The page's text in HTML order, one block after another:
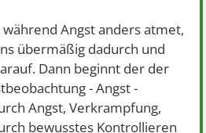
Angst anders atmet,
übermäßig dadurch und
Dann beginnt der der
- Angst -
Angst, Verkrampfung,
bewusstes Kontrollieren